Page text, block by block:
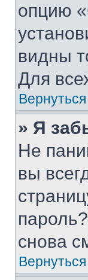
опцию
видны
Для
» Я
Не
вы
снова